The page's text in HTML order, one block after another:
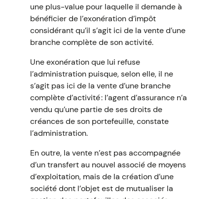
une plus-value pour laquelle il demande à
bénéficier de l’exonération d’impôt
considérant qu’il s’agit ici de la vente d’une
branche complète de son activité.
Une exonération que lui refuse
l’administration puisque, selon elle, il ne
s’agit pas ici de la vente d’une branche
complète d’activité : l’agent d’assurance n’a
vendu qu’une partie de ses droits de
créances de son portefeuille, constate
l’administration.
En outre, la vente n’est pas accompagnée
d’un transfert au nouvel associé de moyens
d’exploitation, mais de la création d’une
société dont l’objet est de mutualiser la